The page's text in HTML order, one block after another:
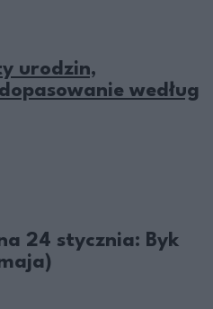
urodzin,
według
24 stycznia: Byk